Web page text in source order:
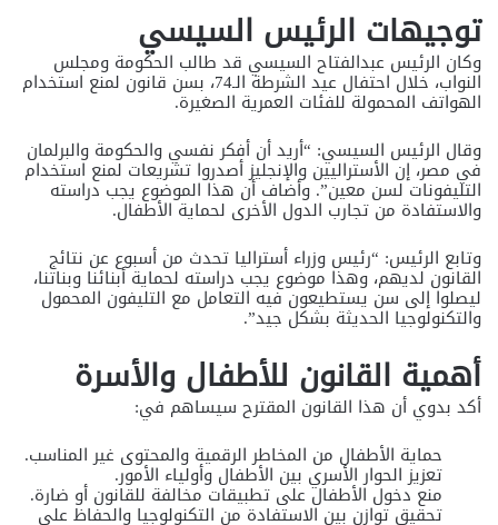
توجيهات الرئيس السيسي
وكان الرئيس عبدالفتاح السيسي قد طالب الحكومة ومجلس
النواب، خلال احتفال عيد الشرطة الـ74، بسن قانون لمنع استخدام
الهواتف المحمولة للفئات العمرية الصغيرة.
وقال الرئيس السيسي: “أريد أن أفكر نفسي والحكومة والبرلمان
في مصر، إن الأستراليين والإنجليز أصدروا تشريعات لمنع استخدام
التليفونات لسن معين”. وأضاف أن هذا الموضوع يجب دراسته
والاستفادة من تجارب الدول الأخرى لحماية الأطفال.
وتابع الرئيس: “رئيس وزراء أستراليا تحدث من أسبوع عن نتائج
القانون لديهم، وهذا موضوع يجب دراسته لحماية أبنائنا وبناتنا،
ليصلوا إلى سن يستطيعون فيه التعامل مع التليفون المحمول
والتكنولوجيا الحديثة بشكل جيد”.
أهمية القانون للأطفال والأسرة
أكد بدوي أن هذا القانون المقترح سيساهم في:
حماية الأطفال من المخاطر الرقمية والمحتوى غير المناسب.
تعزيز الحوار الأسري بين الأطفال وأولياء الأمور.
منع دخول الأطفال على تطبيقات مخالفة للقانون أو ضارة.
تحقيق توازن بين الاستفادة من التكنولوجيا والحفاظ على